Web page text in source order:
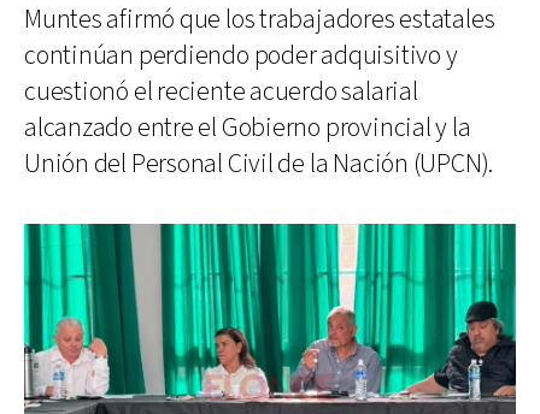
Muntes afirmó que los trabajadores estatales
continúan perdiendo poder adquisitivo y
cuestionó el reciente acuerdo salarial
alcanzado entre el Gobierno provincial y la
Unión del Personal Civil de la Nación (UPCN).